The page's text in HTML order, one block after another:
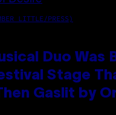
LITTLE/PRESS)
Duo Was
Stage
Gaslit by